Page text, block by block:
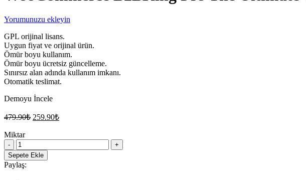
Yorumunuzu ekleyin
GPL orijinal lisans.
Uygun fiyat ve orijinal ürün.
Ömür boyu kullanım.
Ömür boyu ücretsiz güncelleme.
Sınırsız alan adında kullanım imkanı.
Otomatik teslimat.
Demoyu İncele
479.90₺ Orijinal
259.90₺Şu
Miktar
WooCommerce
B2BKing
Pro
The
Sepete Ekle
Paylaş: